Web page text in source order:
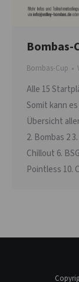
Bombas-
Bombas-Cup
Alle 15
Somit kann
Übersicht
2. Bombas 2
Chillout 6.
Pointless 10.